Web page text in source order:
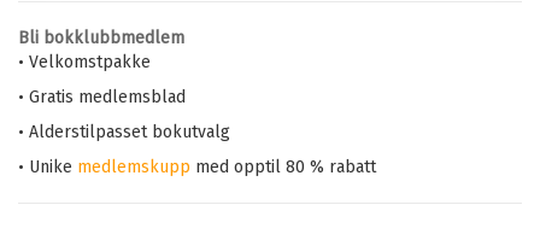
Bli bokklubbmedlem
• Velkomstpakke
• Gratis medlemsblad
• Alderstilpasset bokutvalg
• Unike medlemskupp med opptil 80 % rabatt